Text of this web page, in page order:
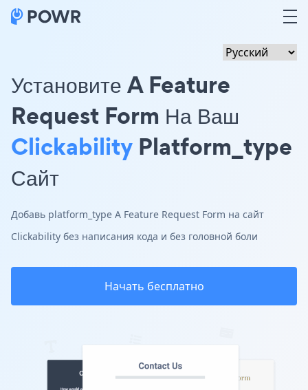
Установите A Feature
Request Form На Ваш
Clickability Platform_type
Сайт
Добавь platform_type A Feature Request Form на сайт
Clickability без написания кода и без головной боли
Начать бесплатно